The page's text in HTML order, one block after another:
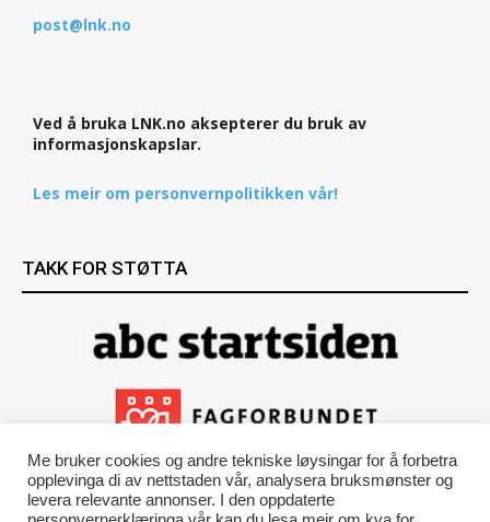
post@lnk.no
Ved å bruka LNK.no aksepterer du bruk av
informasjonskapslar.
Les meir om personvernpolitikken vår!
TAKK FOR STØTTA
Me bruker cookies og andre tekniske løysingar for å forbetra
opplevinga di av nettstaden vår, analysera bruksmønster og
levera relevante annonser. I den oppdaterte